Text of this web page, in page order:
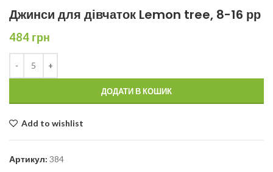
Джинси для дівчаток Lemon tree, 8-16 рр
484 грн
ДОДАТИ В КОШИК
Add to wishlist
Артикул: 384